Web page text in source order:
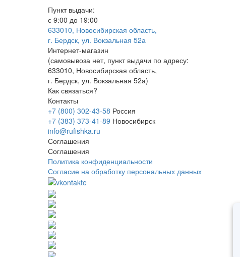
Пункт выдачи:
с 9:00 до 19:00
633010, Новосибирская область,
г. Бердск, ул. Вокзальная 52а
Интернет-магазин
(самовывоза нет, пункт выдачи по адресу:
633010, Новосибирская область,
г. Бердск, ул. Вокзальная 52а)
Как связаться?
Контакты
+7 (800) 302-43-58 Россия
+7 (383) 373-41-89 Новосибирск
info@rufishka.ru
Соглашения
Соглашения
Политика конфиденциальности
Согласие на обработку персональных данных